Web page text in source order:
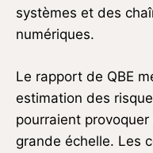
systèmes et des
numériques.
Le rapport de QBE
estimation des
pourraient
grande échelle. Les